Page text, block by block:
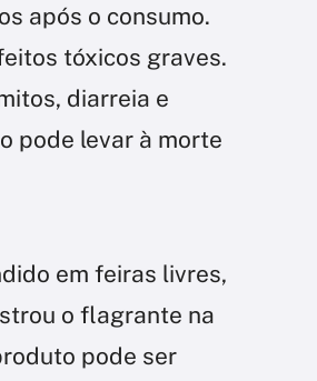
após o consumo.
tóxicos graves.
diarreia e
pode levar à morte
em feiras livres,
o flagrante na
pode ser